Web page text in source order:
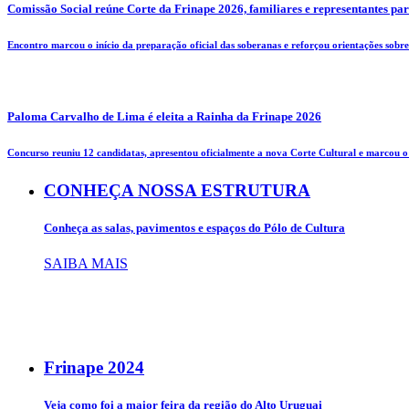
Comissão Social reúne Corte da Frinape 2026, familiares e representantes
Encontro marcou o início da preparação oficial das soberanas e reforçou orientações
Paloma Carvalho de Lima é eleita a Rainha da Frinape 2026
Concurso reuniu 12 candidatas, apresentou oficialmente a nova Corte Cultural e marcou
CONHEÇA NOSSA ESTRUTURA
Conheça as salas, pavimentos e espaços do Pólo de Cultura
SAIBA MAIS
Frinape 2024
Veja como foi a maior feira da região do Alto Uruguai